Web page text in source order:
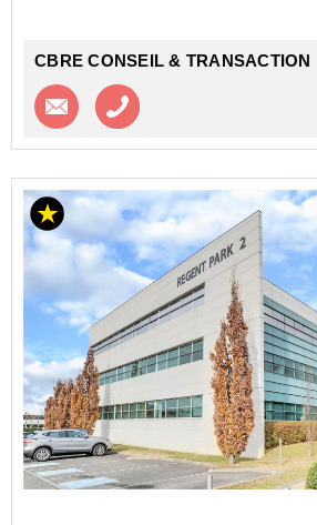
CBRE CONSEIL & TRANSACTION
Contacter l'agence